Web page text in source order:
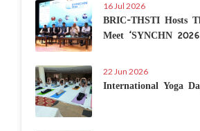
16 Jul 2026
BRIC-THSTI Hosts
Meet ‘SYNCHN
22 Jun 2026
International Yoga